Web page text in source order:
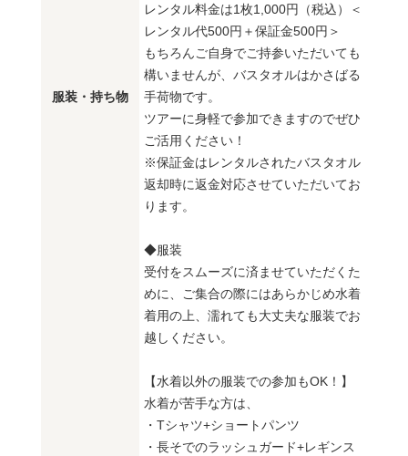
服装・持ち物
レンタル料金は1枚1,000円（税込）＜
レンタル代500円＋保証金500円＞
もちろんご自身でご持参いただいても
構いませんが、バスタオルはかさばる
手荷物です。
ツアーに身軽で参加できますのでぜひ
ご活用ください！
※保証金はレンタルされたバスタオル
返却時に返金対応させていただいてお
ります。
◆服装
受付をスムーズに済ませていただくた
めに、ご集合の際にはあらかじめ水着
着用の上、濡れても大丈夫な服装でお
越しください。
【水着以外の服装での参加もOK！】
水着が苦手な方は、
・Tシャツ+ショートパンツ
・長そでのラッシュガード+レギンス